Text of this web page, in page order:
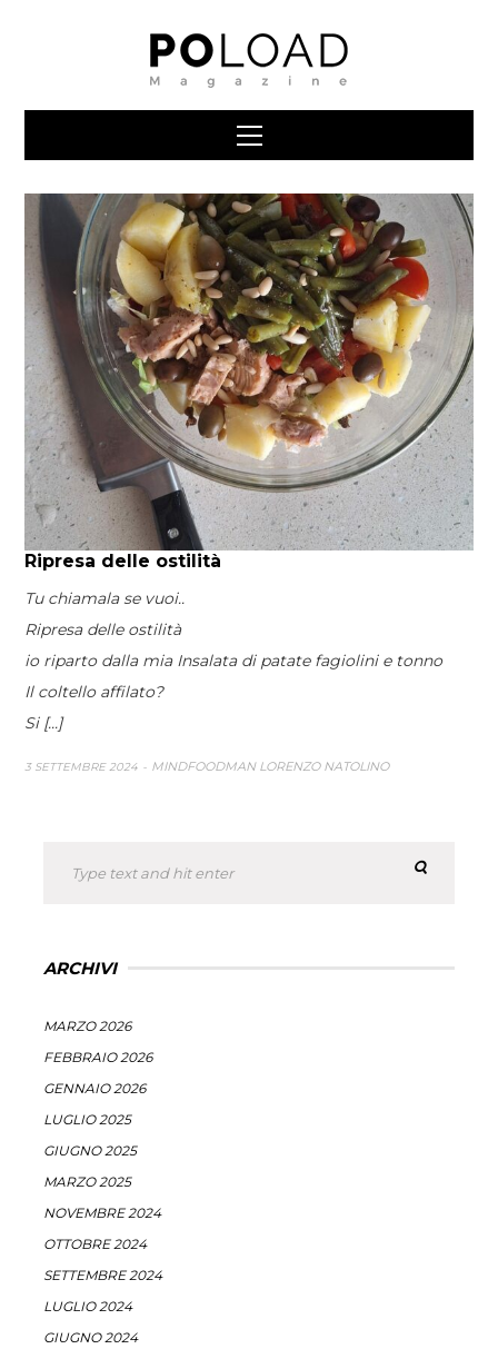
Ripresa delle ostilità
Tu chiamala se vuoi..
Ripresa delle ostilità
io riparto dalla mia Insalata di patate fagiolini e tonno
Il coltello affilato?
Si [...]
3 SETTEMBRE 2024 MINDFOODMAN LORENZO NATOLINO
ARCHIVI
MARZO 2026
FEBBRAIO 2026
GENNAIO 2026
LUGLIO 2025
GIUGNO 2025
MARZO 2025
NOVEMBRE 2024
OTTOBRE 2024
SETTEMBRE 2024
LUGLIO 2024
GIUGNO 2024